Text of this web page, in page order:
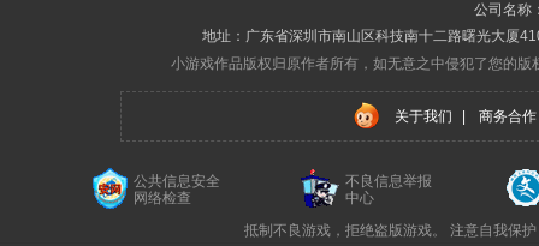
公司名称
地址：广东省深圳市南山区科技南十二路曙光大厦
小游戏作品版权归原作者所有，如无意之中侵犯了您的
关于我们 商务合作
公共信息安全
网络检查
不良信息举报
中心
抵制不良游戏，拒绝盗版游戏。 注意自我保